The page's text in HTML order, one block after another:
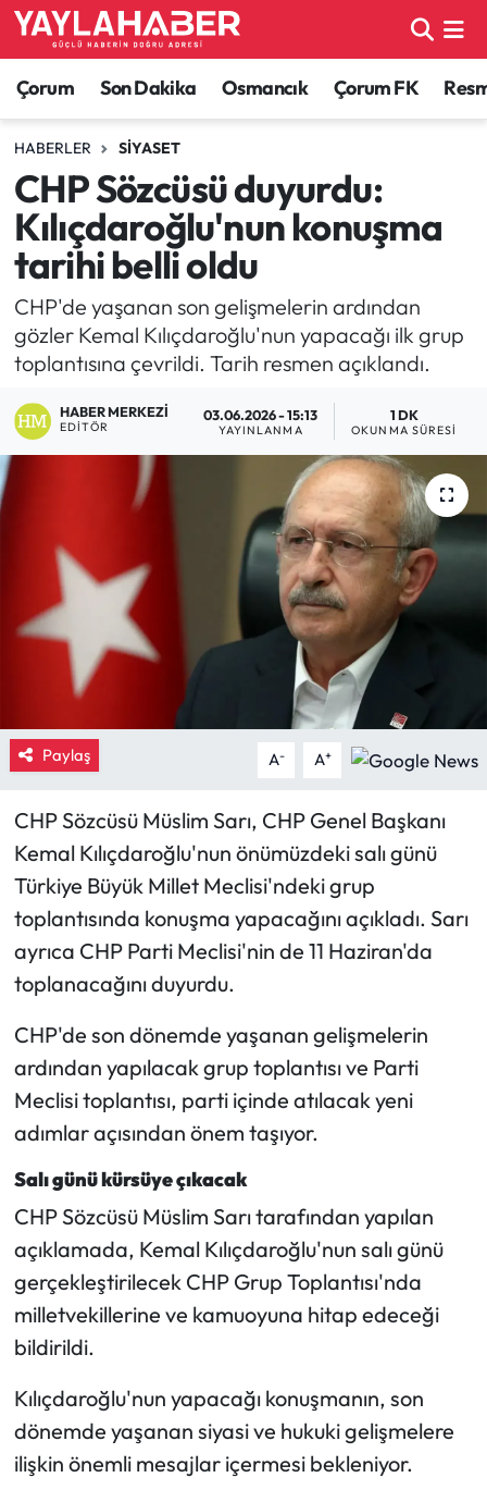
Çorum Son Dakika Osmancık Çorum FK
HABERLER SIYASET
CHP Sözcüsü duyurdu:
Kılıçdaroğlu'nun konuşma
tarihi belli oldu
CHP'de yaşanan son gelişmelerin ardından
gözler Kemal Kılıçdaroğlu'nun yapacağı ilk grup
toplantısına çevrildi. Tarih resmen açıklandı.
HABER MERKEZI
EDITÖR
03.06.2026 - 15:13
YAYINLANMA
1 DK
OKUNMA SÜRESI
Paylaş A- A+
CHP Sözcüsü Müslim Sarı, CHP Genel Başkanı
Kemal Kılıçdaroğlu'nun önümüzdeki salı günü
Türkiye Büyük Millet Meclisi'ndeki grup
toplantısında konuşma yapacağını açıkladı. Sarı
ayrıca CHP Parti Meclisi'nin de 11 Haziran'da
toplanacağını duyurdu.
CHP'de son dönemde yaşanan gelişmelerin
ardından yapılacak grup toplantısı ve Parti
Meclisi toplantısı, parti içinde atılacak yeni
adımlar açısından önem taşıyor.
Salı günü kürsüye çıkacak
CHP Sözcüsü Müslim Sarı tarafından yapılan
açıklamada, Kemal Kılıçdaroğlu'nun salı günü
gerçekleştirilecek CHP Grup Toplantısı'nda
milletvekillerine ve kamuoyuna hitap edeceği
bildirildi.
Kılıçdaroğlu'nun yapacağı konuşmanın, son
dönemde yaşanan siyasi ve hukuki gelişmelere
ilişkin önemli mesajlar içermesi bekleniyor.
Alaca Haberleri
Bayat Haberleri
Bilgi - Keşfet Haberleri
Bilim ve Teknoloji
Boğazkale Haberleri
Çorum Haberleri
Çorum Son Dakika Haberleri
Dodurga Haberleri
Ekonomi
Güncel
İskilip Haberleri
Kargı Haberleri
Kültür Sanat
Laçin Haberleri
Mecitözü Haberleri
Oğuzlar Haberleri
Ortaköy Haberleri
Osmancık Haberleri
Otomotiv
Resmi İlan
Resmi Reklam
Sağlık
Siyaset
Çorum Nöbetçi Eczaneler
Çorum Hava Durumu
Çorum Namaz Vakitleri
Çorum Trafik Yoğunluk Haritası
TFF 1.Lig Puan Durumu ve Fikstür
Tüm Manşetler
Son Dakika Haberleri
Haber Arşivi